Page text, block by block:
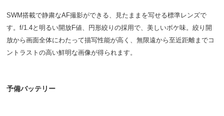
SWM搭載で静粛なAF撮影ができる、見たままを写せる標準レンズで
す。f/1.4と明るい開放F値、円形絞りの採用で、美しいボケ味。絞り開
放から画面全体にわたって描写性能が高く、無限遠から至近距離までコ
ントラストの高い鮮明な画像が得られます。
予備バッテリー